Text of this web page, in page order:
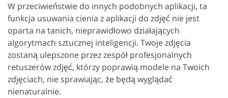
W przeciwieństwie do innych podobnych aplikacji, ta
funkcja usuwania cienia z aplikacji do zdjęć nie jest
oparta na tanich, nieprawidłowo działających
algorytmach sztucznej inteligencji. Twoje zdjęcia
zostaną ulepszone przez zespół profesjonalnych
retuszerów zdjęć, którzy poprawią modele na Twoich
zdjęciach, nie sprawiając, że będą wyglądać
nienaturalnie.